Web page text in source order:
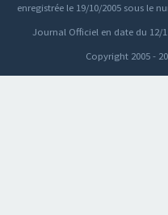
enregistrée le 19/10/2005 sous le
Journal Officiel en date du 12/
Copyright 2005 -